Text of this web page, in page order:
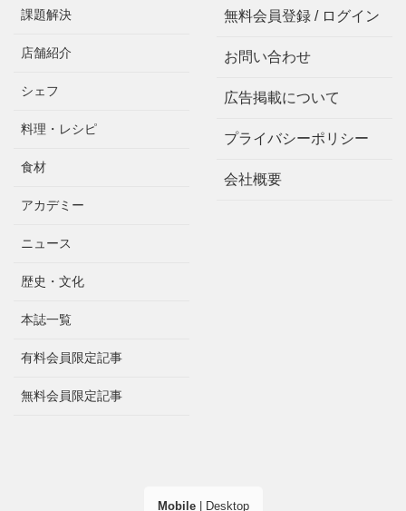
課題解決
店舗紹介
シェフ
料理・レシピ
食材
アカデミー
ニュース
歴史・文化
本誌一覧
有料会員限定記事
無料会員限定記事
無料会員登録 / ログイン
お問い合わせ
広告掲載について
プライバシーポリシー
会社概要
Mobile| Desktop